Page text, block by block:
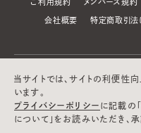
ご利用規約 メンバーズ規約
会社概要 特定商取引法
当サイトでは、サイトの利便性
います。
プライバシーポリシー に記載の
について」をお読みいただき、